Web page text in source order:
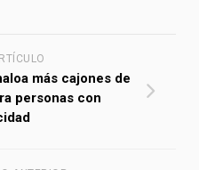
más cajones de
personas con